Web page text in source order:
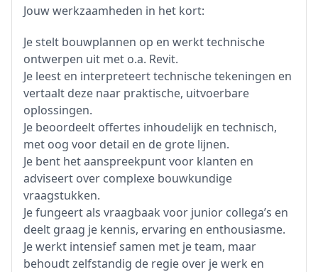
Jouw werkzaamheden in het kort:
Je stelt bouwplannen op en werkt technische
ontwerpen uit met o.a. Revit.
Je leest en interpreteert technische tekeningen en
vertaalt deze naar praktische, uitvoerbare
oplossingen.
Je beoordeelt offertes inhoudelijk en technisch,
met oog voor detail en de grote lijnen.
Je bent het aanspreekpunt voor klanten en
adviseert over complexe bouwkundige
vraagstukken.
Je fungeert als vraagbaak voor junior collega’s en
deelt graag je kennis, ervaring en enthousiasme.
Je werkt intensief samen met je team, maar
behoudt zelfstandig de regie over je werk en